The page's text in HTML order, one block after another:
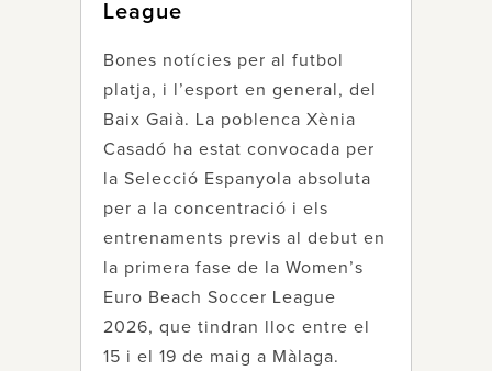
League
Bones notícies per al futbol
platja, i l’esport en general, del
Baix Gaià. La poblenca Xènia
Casadó ha estat convocada per
la Selecció Espanyola absoluta
per a la concentració i els
entrenaments previs al debut en
la primera fase de la Women’s
Euro Beach Soccer League
2026, que tindran lloc entre el
15 i el 19 de maig a Màlaga.